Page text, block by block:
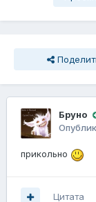
Бруно
прикольно
Цитата